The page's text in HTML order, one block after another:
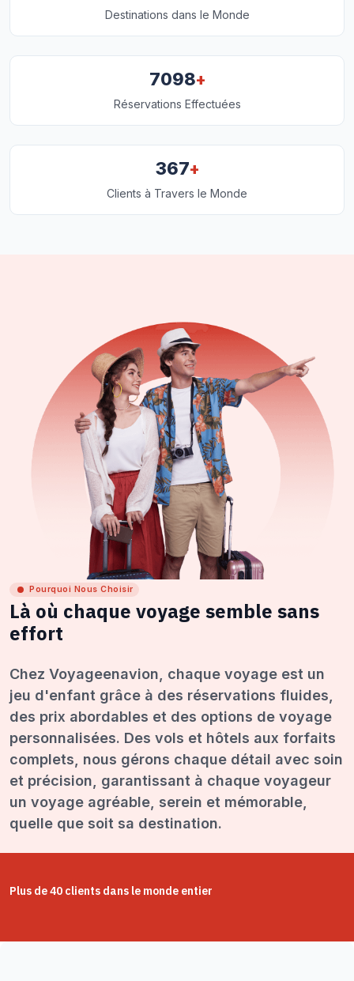
Destinations dans le Monde
7098+
Réservations Effectuées
367+
Clients à Travers le Monde
Pourquoi Nous Choisir
Là où chaque voyage semble sans
effort
Chez Voyageenavion, chaque voyage est un
jeu d'enfant grâce à des réservations fluides,
des prix abordables et des options de voyage
personnalisées. Des vols et hôtels aux forfaits
complets, nous gérons chaque détail avec soin
et précision, garantissant à chaque voyageur
un voyage agréable, serein et mémorable,
quelle que soit sa destination.
Plus de 40 clients dans le monde entier